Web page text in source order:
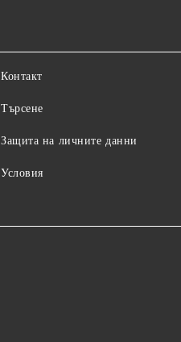
Контакт
Търсене
Защита на личните данни
Условия